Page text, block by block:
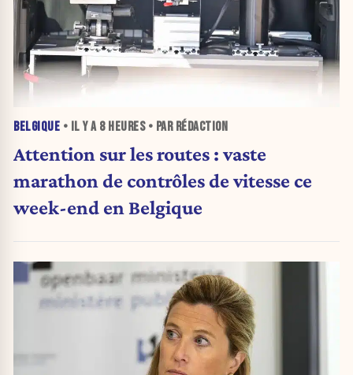
BELGIQUE • IL Y A 8 HEURES• PAR RÉDACTION
Attention sur les routes : vaste
marathon de contrôles de vitesse ce
week-end en Belgique